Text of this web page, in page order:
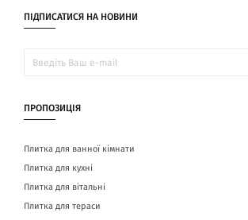
ПІДПИСАТИСЯ НА НОВИНИ
ПРОПОЗИЦІЯ
Плитка для ванної кімнати
Плитка для кухні
Плитка для вітальні
Плитка для тераси